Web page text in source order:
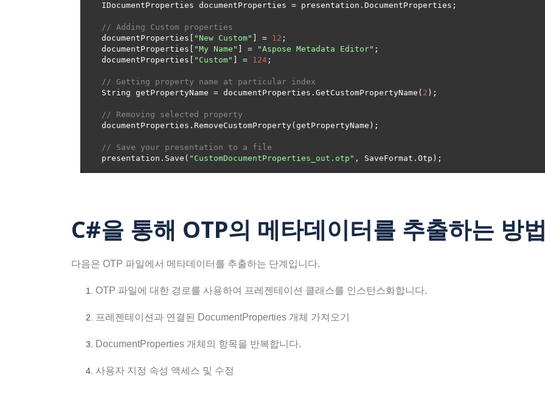
// Adding Custom properties
documentProperties[
"New Custom" ] = 12
documentProperties[
"My Name" ] = "Aspose Metadata Editor"
documentProperties[
"Custom" ] = 124
// Getting property name at particular index
String getPropertyName = documentProperties.GetCustomPropertyName( 2
// Removing selected property
// Save your presentation to a file
presentation.Save( "CustomDocumentProperties_out.otp"
C#을 통해 OTP의 메타데이터를 추출하는 방
다음은 OTP 파일에서 메타데이터를 추출하는 단계입니다.
OTP 파일에 대한 경로를 사용하여 프레젠테이션 클래스를 인스턴스화합니다.
프레젠테이션과 연결된 DocumentProperties 개체 가져오기
DocumentProperties 개체의 항목을 반복합니다.
사용자 지정 속성 액세스 및 수정